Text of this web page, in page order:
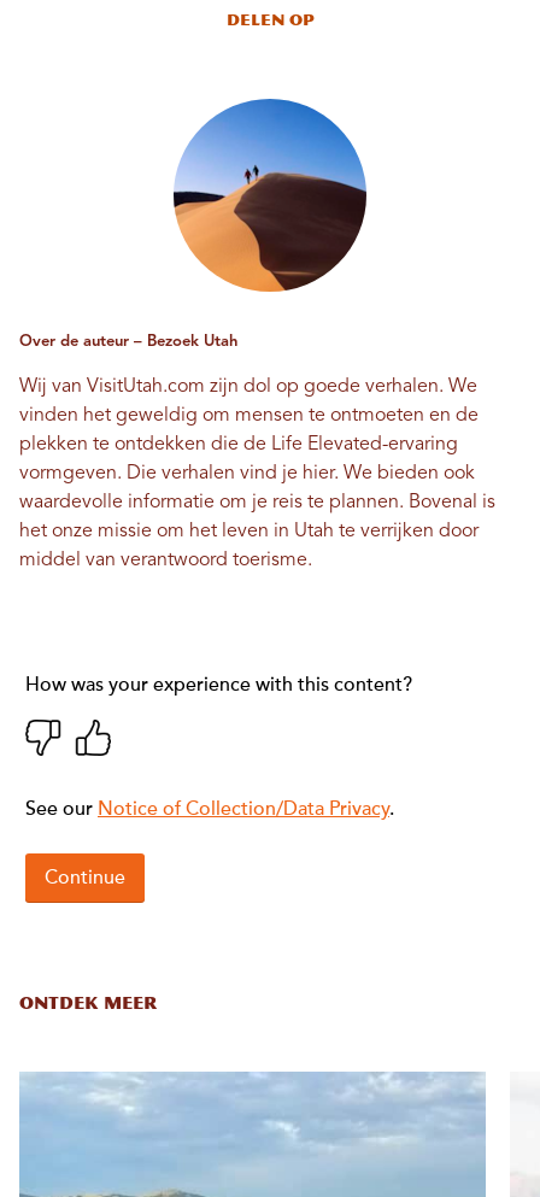
Delen op
Over de auteur – Bezoek Utah
Wij van VisitUtah.com zijn dol op goede verhalen. We
vinden het geweldig om mensen te ontmoeten en de
plekken te ontdekken die de Life Elevated-ervaring
vormgeven. Die verhalen vind je hier. We bieden ook
waardevolle informatie om je reis te plannen. Bovenal is
het onze missie om het leven in Utah te verrijken door
middel van verantwoord toerisme.
ONTDEK MEER